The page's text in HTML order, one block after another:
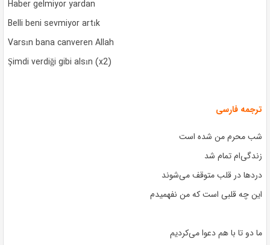
Haber gelmiyor yardan
Belli beni sevmiyor artık
Varsın bana canveren Allah
Şimdi verdiği gibi alsın (x2)
ترجمه فارسی
شب محرم من شده است
زندگی‌ام تمام شد
دردها در قلب متوقف می‌شوند
این چه قلبی است که من نفهمیدم
ما دو تا با هم دعوا می‌کردیم